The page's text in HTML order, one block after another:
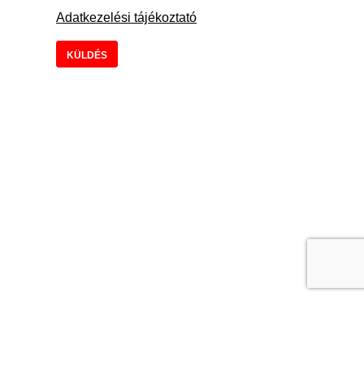
Adatkezelési tájékoztató